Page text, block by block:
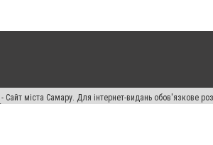
міста Самару. Для інтернет-видань обов'язкове